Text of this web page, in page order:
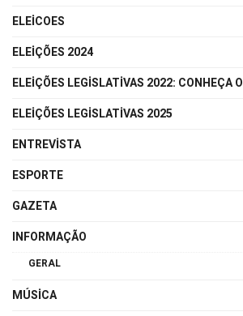
ELEICOES
ELEIÇÕES 2024
ELEIÇÕES LEGISLATIVAS 2022: CONHEÇA
ELEIÇÕES LEGISLATIVAS 2025
ENTREVISTA
ESPORTE
GAZETA
INFORMAÇÃO
GERAL
MÚSICA